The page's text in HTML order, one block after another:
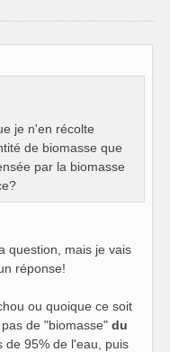
je n'en récolte
de biomasse que
par la biomasse
question, mais je vais
réponse!
ou quoique ce soit
de "biomasse" du
de 95% de l'eau, puis